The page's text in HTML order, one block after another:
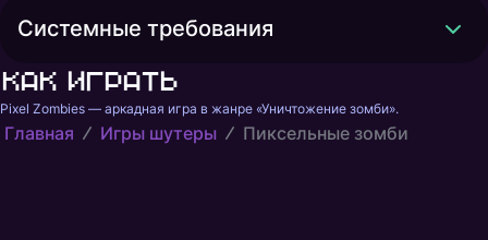
Системные требования
Как играть
Pixel Zombies — аркадная игра в жанре «Уничтожение зомби».
Главная Игры шутеры Пиксельные зомби